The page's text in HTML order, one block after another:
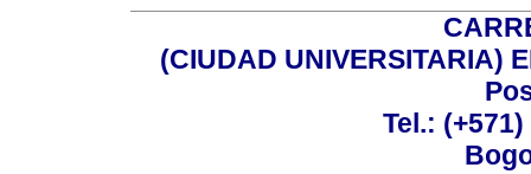
(CIUDAD UNIVERSITARIA)
Tel.: